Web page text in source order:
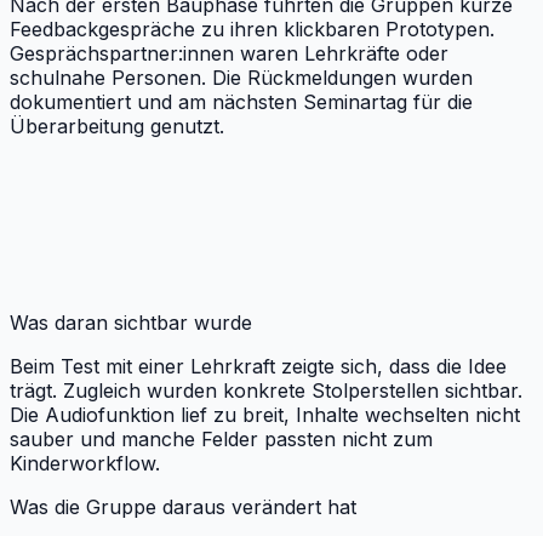
Feedbackgespräche zu ihren klickbaren Prototypen.
Gesprächspartner:innen waren Lehrkräfte oder
schulnahe Personen. Die Rückmeldungen wurden
dokumentiert und am nächsten Seminartag für die
Überarbeitung genutzt.
Was daran sichtbar wurde
Beim Test mit einer Lehrkraft zeigte sich, dass die Idee
trägt. Zugleich wurden konkrete Stolperstellen sichtbar.
Die Audiofunktion lief zu breit, Inhalte wechselten nicht
sauber und manche Felder passten nicht zum
Kinderworkflow.
Was die Gruppe daraus verändert hat